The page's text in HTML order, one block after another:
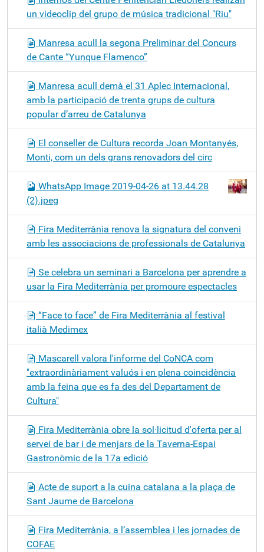
un videoclip del grupo de música tradicional "Riu"
Manresa acull la segona Preliminar del Concurs
de Cante “Yunque Flamenco”
Manresa acull demà el 31 Aplec Internacional,
amb la participació de trenta grups de cultura
popular d’arreu de Catalunya
El conseller de Cultura recorda Joan Montanyés,
Monti, com un dels grans renovadors del circ
WhatsApp Image 2019-04-26 at 13.44.28
(2).jpeg
Fira Mediterrània renova la signatura del conveni
amb les associacions de professionals de Catalunya
Se celebra un seminari a Barcelona per aprendre a
usar la Fira Mediterrània per promoure espectacles
“Face to face” de Fira Mediterrània al festival
italià Medimex
Mascarell valora l'informe del CoNCA com
"extraordinàriament valuós i en plena coincidència
amb la feina que es fa des del Departament de
Cultura"
Fira Mediterrània obre la sol·licitud d'oferta per al
servei de bar i de menjars de la Taverna-Espai
Gastronòmic de la 17a edició
Acte de suport a la cuina catalana a la plaça de
Sant Jaume de Barcelona
Fira Mediterrània, a l’assemblea i les jornades de
COFAE